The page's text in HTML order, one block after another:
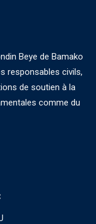
Beye de Bamako
responsables civils,
de soutien à la
comme du